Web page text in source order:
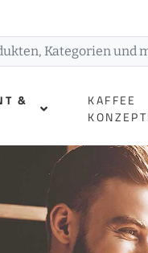
KONZEPTE